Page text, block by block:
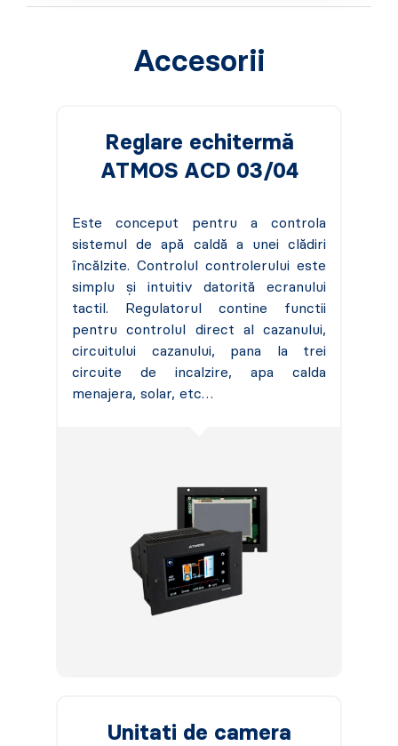
Accesorii
Reglare echitermă
ATMOS ACD 03/04
Este conceput pentru a controla
sistemul de apă caldă a unei clădiri
încălzite. Controlul controlerului este
simplu și intuitiv datorită ecranului
tactil. Regulatorul contine functii
pentru controlul direct al cazanului,
circuitului cazanului, pana la trei
circuite de incalzire, apa calda
menajera, solar, etc…
Unitati de camera